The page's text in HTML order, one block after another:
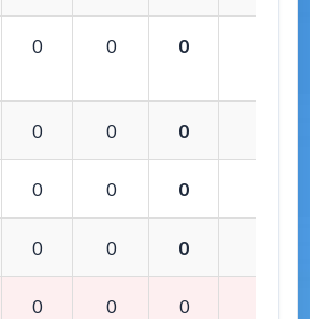
0 0 0
0 0 0
0 0 0
0 0 0
0 0 0